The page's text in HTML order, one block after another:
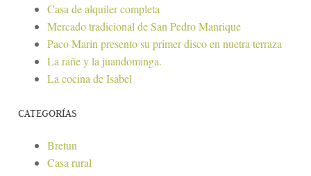
Casa de alquiler completa
Mercado tradicional de San Pedro Manrique
Paco Marin presento su primer disco en nuetra terraza
La rañe y la juandominga.
La cocina de Isabel
CATEGORÍAS
Bretun
Casa rural